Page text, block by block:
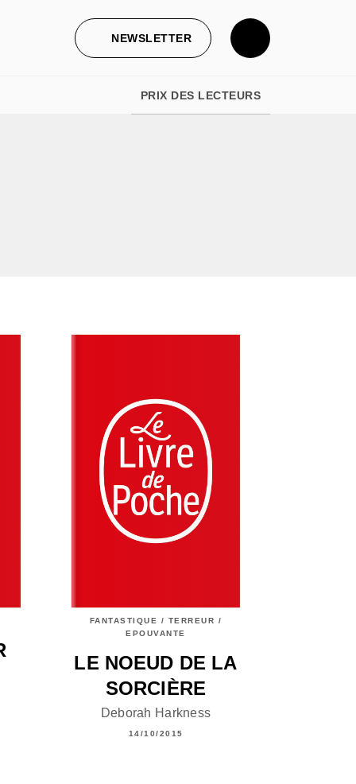
NEWSLETTER
PRIX DES LECTEURS
FANTASTIQUE / TERREUR /
EPOUVANTE
LE NOEUD DE LA
SORCIÈRE
Deborah Harkness
14/10/2015